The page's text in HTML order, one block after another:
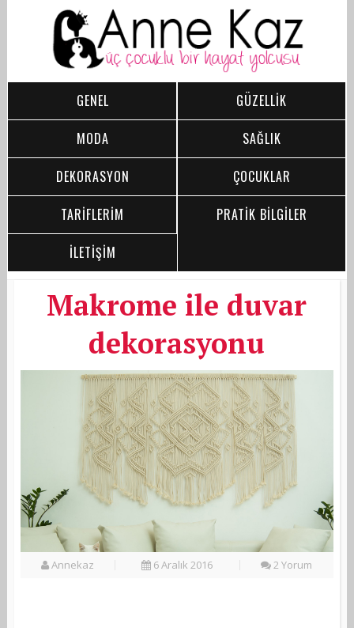
GENEL
GÜZELLİK
MODA
SAĞLIK
DEKORASYON
ÇOCUKLAR
TARİFLERİM
PRATİK BİLGİLER
İLETİŞİM
Makrome ile duvar
dekorasyonu
Annekaz 6 Aralık 2016 2 Yorum